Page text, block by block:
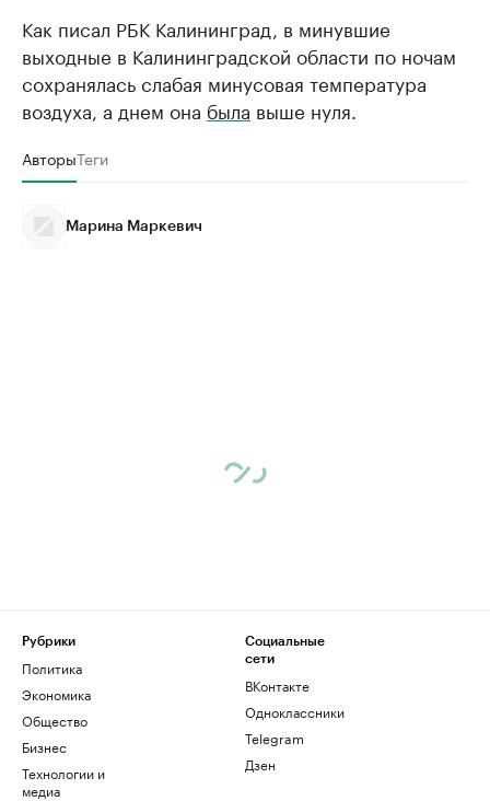
Как писал РБК Калининград, в минувшие
выходные в Калининградской области по ночам
сохранялась слабая минусовая температура
воздуха, а днем она была выше нуля.
АвторыТеги
Марина Маркевич
Рубрики
Политика
Экономика
Общество
Бизнес
Технологии и
медиа
Социальные
сети
ВКонтакте
Одноклассники
Telegram
Дзен